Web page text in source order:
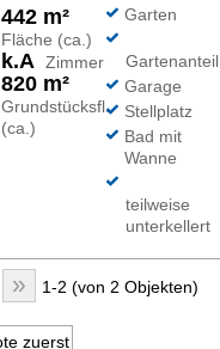
442 m²
Fläche (ca.)
k.A Zimmer
820 m²
Grundstücksfl.
(ca.)
Garten
Gartenanteil
Garage
Stellplatz
Bad mit
Wanne
teilweise
unterkellert
» 1-2 (von 2 Objekten)